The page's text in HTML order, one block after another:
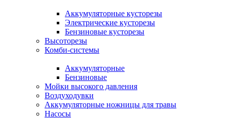
Аккумуляторные кусторезы
Электрические кусторезы
Бензиновые кусторезы
Высоторезы
Комби-системы
Аккумуляторные
Бензиновые
Мойки высокого давления
Воздуходувки
Аккумуляторные ножницы для травы
Насосы